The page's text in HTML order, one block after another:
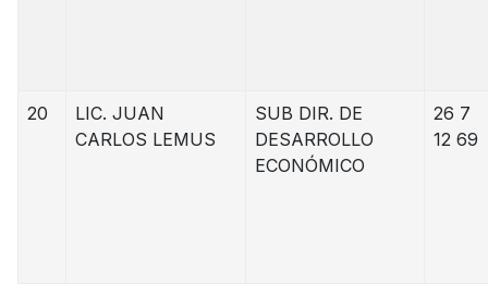
20
LIC. JUAN
CARLOS LEMUS
SUB DIR. DE
DESARROLLO
ECONÓMICO
26 7
12 69